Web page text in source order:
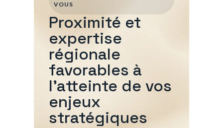
VOUS
Proximité et
expertise
régionale
favorables à
l'atteinte de vos
enjeux
stratégiques